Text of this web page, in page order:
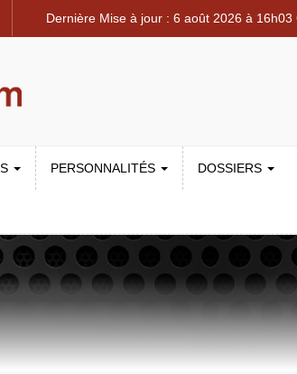
Dernière Mise à jour : 6 août 2026 à 16h03
PERSONNALITÉS DOSSIERS